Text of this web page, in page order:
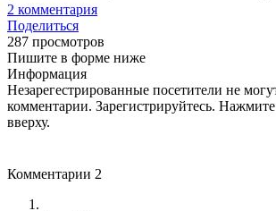
2 комментария
Поделиться
287 просмотров
Пишите в форме ниже
Информация
Незарегестрированные посетители не
комментарии. Зарегистрируйтесь.
вверху.
Комментарии 2